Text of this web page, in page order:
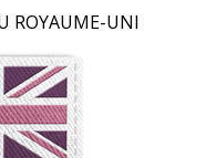
ROYAUME-UNI